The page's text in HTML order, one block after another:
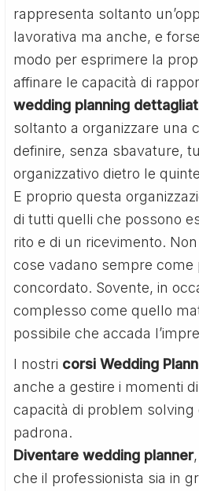
rappresenta soltanto
lavorativa ma anche, e
modo per esprimere la
affinare le capacità di
wedding planning
soltanto a organizzare una
definire, senza sbavature,
organizzativo dietro le
E proprio questa
di tutti quelli che possono
rito e di un ricevimento.
cose vadano sempre come
concordato. Sovente, in
complesso come quello
possibile che accada
I nostri corsi Wedding
anche a gestire i momenti
capacità di problem solving
padrona.
Diventare wedding planner
che il professionista sia in